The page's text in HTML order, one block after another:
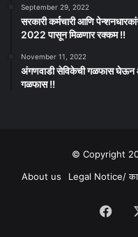
September 29, 2022
सरकारी कर्मचारी आणि
2022 पासून मिळणार रक्कम !!
November 11, 2022
अंगणवाडी सेविकेची गळफास घेऊन
गळफास !!
© Copyright
About us
Legal Notice/